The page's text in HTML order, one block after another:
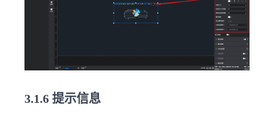
3.1.6 提示信息